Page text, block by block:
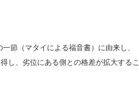
節（マタイによる福音書）に由来し、
し、劣位にある側との格差が拡大するこ